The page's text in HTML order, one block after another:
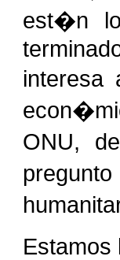
est�n
interesa
ONU,